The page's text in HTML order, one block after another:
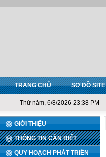
TRANG CHỦ SƠ ĐỒ SITE
Thứ năm, 6/8/2026-23:38 PM
GIỚI THIỆU
THÔNG TIN CẦN BIẾT
QUY HOẠCH PHÁT TRIỂN